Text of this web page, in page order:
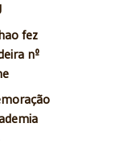
fez
nº